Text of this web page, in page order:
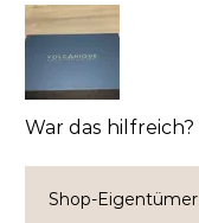
War das hilfreich?
Shop-Eigentümer